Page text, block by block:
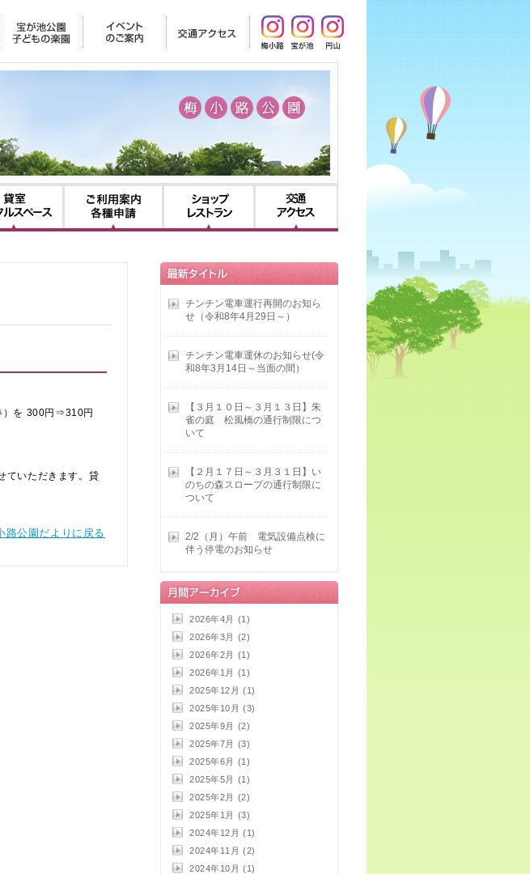
）を 300円⇒31 0円
ていただきます。貸
路公園だよりに戻る
チンチン電車運行再開のお知ら
せ（令和8年4月29日～）
チンチン電車運休のお知らせ(令
和8年3月14日～当面の間）
【３月１０日～３月１３日】朱
雀の庭 松風橋の通行制限につ
いて
【２月１７日～３月３１日】い
のちの森スロープの通行制限に
ついて
2/2（月）午前 電気設備点検に
伴う停電のお知らせ
2026年4月 (1)
2026年3月 (2)
2026年2月 (1)
2026年1月 (1)
2025年12月 (1)
2025年10月 (3)
2025年9月 (2)
2025年7月 (3)
2025年6月 (1)
2025年5月 (1)
2025年2月 (2)
2025年1月 (3)
2024年12月 (1)
2024年11月 (2)
2024年10月 (1)
・いのちの森 ショップ・レストラン